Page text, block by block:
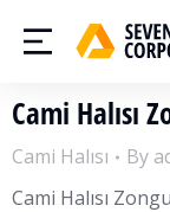
Cami Halısı
Cami Halısı By
Cami Halısı